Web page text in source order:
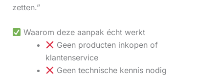
zetten.”
Waarom deze aanpak écht werkt
Geen producten inkopen of
klantenservice
Geen technische kennis nodig